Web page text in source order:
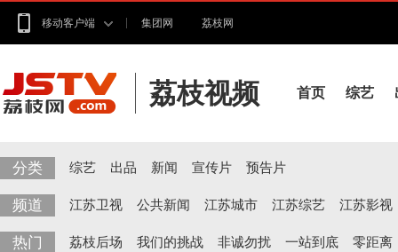
移动客户端 集团网 荔枝网
荔枝视频 首页 综艺
分类 综艺 出品 新闻 宣传片 预告片
频道 江苏卫视 公共新闻 江苏城市 江苏综艺 江苏影视
热门 荔枝后场 我们的挑战 非诚勿扰 一站到底 零距离